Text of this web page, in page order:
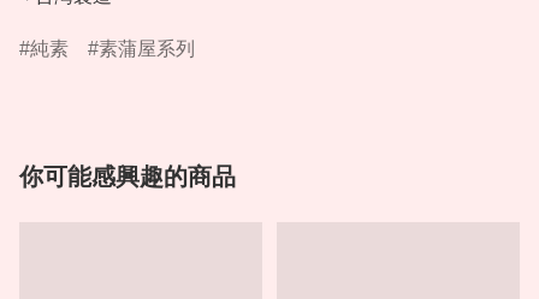
純素 素蒲屋系列
你可能感興趣的商品